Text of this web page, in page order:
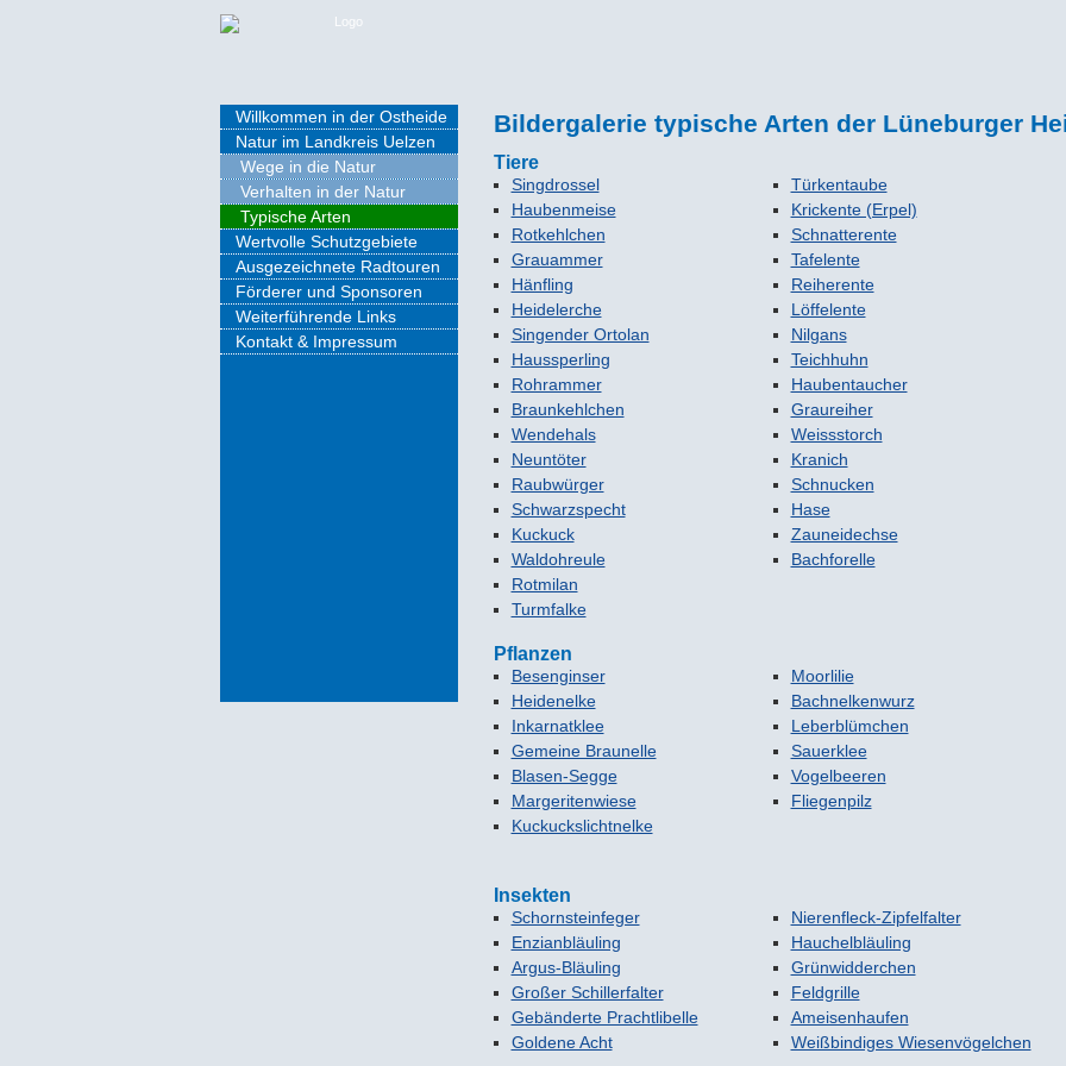
Willkommen in der Ostheide
Natur im Landkreis Uelzen
Wege in die Natur
Verhalten in der Natur
Typische Arten
Wertvolle Schutzgebiete
Ausgezeichnete Radtouren
Förderer und Sponsoren
Weiterführende Links
Kontakt & Impressum
Bildergalerie typische Arten der Lüneburger
Tiere
Singdrossel
Haubenmeise
Rotkehlchen
Grauammer
Hänfling
Heidelerche
Singender Ortolan
Haussperling
Rohrammer
Braunkehlchen
Wendehals
Neuntöter
Raubwürger
Schwarzspecht
Kuckuck
Waldohreule
Rotmilan
Turmfalke
Türkentaube
Krickente (Erpel)
Schnatterente
Tafelente
Reiherente
Löffelente
Nilgans
Teichhuhn
Haubentaucher
Graureiher
Weissstorch
Kranich
Schnucken
Hase
Zauneidechse
Bachforelle
Pflanzen
Besenginser
Heidenelke
Inkarnatklee
Gemeine Braunelle
Blasen-Segge
Margeritenwiese
Kuckuckslichtnelke
Moorlilie
Bachnelkenwurz
Leberblümchen
Sauerklee
Vogelbeeren
Fliegenpilz
Insekten
Schornsteinfeger
Enzianbläuling
Argus-Bläuling
Großer Schillerfalter
Gebänderte Prachtlibelle
Goldene Acht
Nierenfleck-Zipfelfalter
Hauchelbläuling
Grünwidderchen
Feldgrille
Ameisenhaufen
Weißbindiges Wiesenvögelchen